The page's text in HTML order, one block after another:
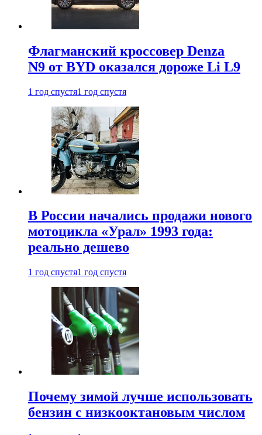
Флагманский кроссовер Denza
N9 от BYD оказался дороже Li L9
1 год спустя1 год спустя
В России начались продажи нового
мотоцикла «Урал» 1993 года:
реально дешево
1 год спустя1 год спустя
Почему зимой лучше использовать
бензин с низкооктановым числом